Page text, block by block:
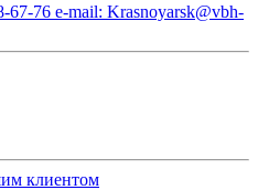
67-76 e-mail: Krasnoyarsk@vbh-
клиентом